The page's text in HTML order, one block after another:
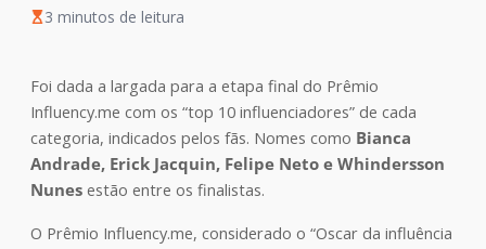
3 minutos de leitura
Foi dada a largada para a etapa final do Prêmio
Influency.me com os “top 10 influenciadores” de cada
categoria, indicados pelos fãs. Nomes como Bianca
Andrade, Erick Jacquin, Felipe Neto e Whindersson
Nunesestão entre os finalistas.
O Prêmio Influency.me, considerado o “Oscar da influência